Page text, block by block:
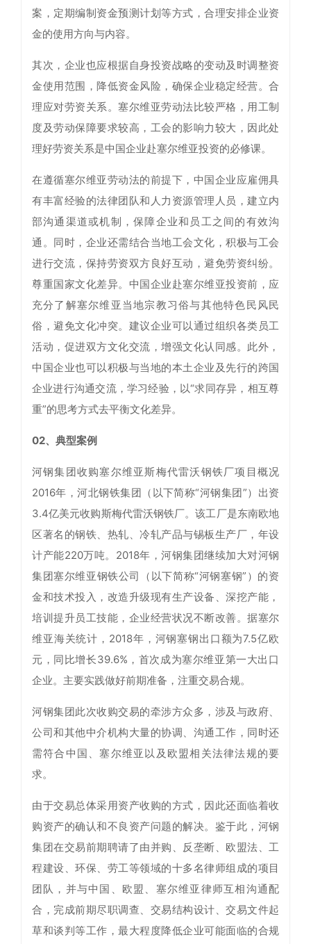
案，定期编制资金预测计划等方式，合理安排企业资
金的使用方向与内容。
其次，企业也应根据自身投资战略的变动及时调整资
金使用范围，降低资金风险，确保企业稳定经营。合
理应对劳资关系。塞尔维亚劳动法比较严格，用工制
度及劳动保障要求较高，工会的影响力较大，因此处
理好劳资关系是中国企业赴塞尔维亚投资的必修课。
在遵循塞尔维亚劳动法的前提下，中国企业应雇佣具
有丰富经验的法律团队和人力资源管理人员，建立内
部沟通渠道或机制，保障企业和员工之间的有效沟
通。同时，企业还需结合当地工会文化，积极与工会
进行交流，保持劳资双方良好互动，避免劳资纠纷。
尊重国家文化差异。中国企业赴塞尔维亚投资前，应
充分了解塞尔维亚当地宗教习俗与其他特色民风民
俗，避免文化冲突。建议企业可以通过组织各类员工
活动，促进双方文化交流，增强文化认同感。此外，
中国企业也可以积极与当地的本土企业及先行的跨国
企业进行沟通交流，学习经验，以“求同存异，相互尊
重”的思考方式去平衡文化差异。
02、典型案例
河钢集团收购塞尔维亚斯梅代雷沃钢铁厂项目概况
2016年，河北钢铁集团（以下简称“河钢集团”）出资
3.4亿美元收购斯梅代雷沃钢铁厂。该工厂是东南欧地
区著名的钢铁、热轧、冷轧产品与锡板生产厂，年设
计产能220万吨。2018年，河钢集团继续加大对河钢
集团塞尔维亚钢铁公司（以下简称“河钢塞钢”）的资
金和技术投入，改造升级现有生产设备、深挖产能，
培训提升员工技能，企业经营状况不断改善。据塞尔
维亚海关统计，2018年，河钢塞钢出口额为7.5亿欧
元，同比增长39.6%，首次成为塞尔维亚第一大出口
企业。主要实践做好前期准备，注重交易合规。
河钢集团此次收购交易的牵涉方众多，涉及与政府、
公司和其他中介机构大量的协调、沟通工作，同时还
需符合中国、塞尔维亚以及欧盟相关法律法规的要
求。
由于交易总体采用资产收购的方式，因此还面临着收
购资产的确认和不良资产问题的解决。鉴于此，河钢
集团在交易前期聘请了由并购、反垄断、欧盟法、工
程建设、环保、劳工等领域的十多名律师组成的项目
团队，并与中国、欧盟、塞尔维亚律师互相沟通配
合，完成前期尽职调查、交易结构设计、交易文件起
草和谈判等工作，最大程度降低企业可能面临的合规